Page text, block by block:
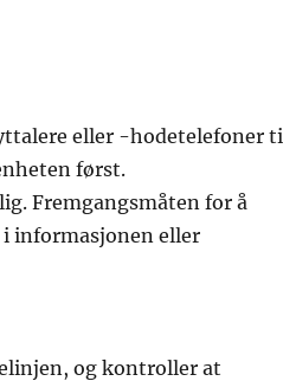
eller -hodetelefoner
først.
Fremgangsmåten for å
informasjonen eller
og kontroller at